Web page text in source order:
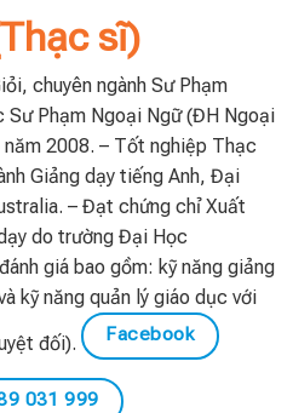
sĩ)
chuyên ngành Sư Phạm
Phạm Ngoại Ngữ (ĐH Ngoại
2008. – Tốt nghiệp Thạc
Giảng dạy tiếng Anh, Đại
– Đạt chứng chỉ Xuất
do trường Đại Học
giá bao gồm: kỹ năng giảng
kỹ năng quản lý giáo dục với
đối). Facebook
031 999